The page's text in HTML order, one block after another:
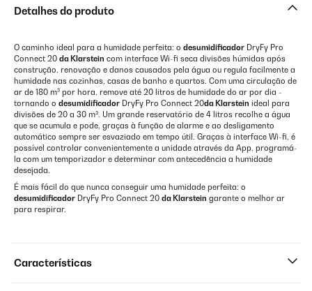
Detalhes do produto
O caminho ideal para a humidade perfeita: o desumidificador DryFy Pro
Connect 20 da Klarstein com interface Wi-fi seca divisões húmidas após
construção, renovação e danos causados pela água ou regula facilmente a
humidade nas cozinhas, casas de banho e quartos. Com uma circulação de
ar de 180 m³ por hora, remove até 20 litros de humidade do ar por dia -
tornando o desumidificador DryFy Pro Connect 20da Klarstein ideal para
divisões de 20 a 30 m². Um grande reservatório de 4 litros recolhe a água
que se acumula e pode, graças à função de alarme e ao desligamento
automático sempre ser esvaziado em tempo útil. Graças à interface Wi-fi, é
possível controlar convenientemente a unidade através da App, programá-
la com um temporizador e determinar com antecedência a humidade
desejada.
É mais fácil do que nunca conseguir uma humidade perfeita: o
desumidificador DryFy Pro Connect 20 da Klarstein garante o melhor ar
para respirar.
Características